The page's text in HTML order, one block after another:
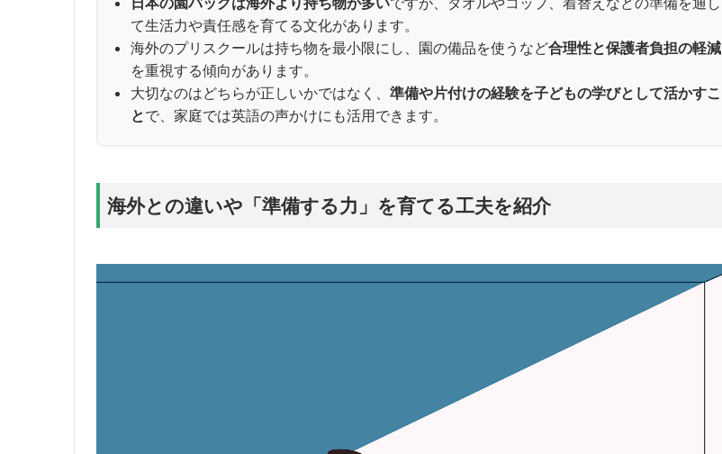
て生活力や責任感を育てる文化があります。
海外のプリスクールは持ち物を最小限にし、園の備品を使うなど合理性と保護者負担の軽減
を重視する傾向があります。
大切なのはどちらが正しいかではなく、 準備や片付けの経験を子どもの学びとして活かすこ
とで、家庭では英語の声かけにも活用できます。
海外との違いや「準備する力」を育てる工夫を紹介